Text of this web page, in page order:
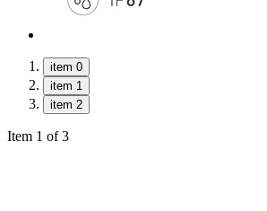
item 0
item 1
item 2
Item 1 of 3